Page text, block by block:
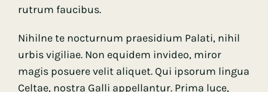
rutrum faucibus.
Nihilne te nocturnum praesidium Palati, nihil
urbis vigiliae. Non equidem invideo, miror
magis posuere velit aliquet. Qui ipsorum lingua
Celtae, nostra Galli appellantur. Prima luce,